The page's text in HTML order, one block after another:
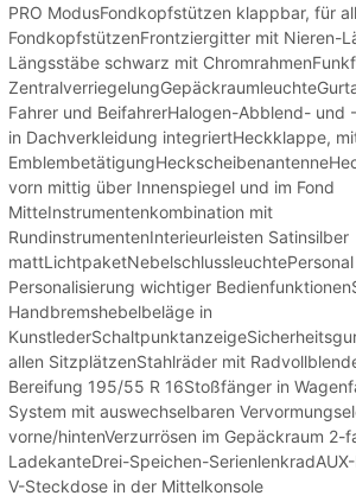
PRO ModusFondkopfstützen klappbar, für
FondkopfstützenFrontziergitter mit Nieren-
Längsstäbe schwarz mit
Fahrer und BeifahrerHalogen-Abblend- und
in Dachverkleidung integriertHeckklappe,
vorn mittig über Innenspiegel und im Fond
MitteInstrumentenkombination mit
RundinstrumentenInterieurleisten Satinsilber
mattLichtpaketNebelschlussleuchtePersonal
Personalisierung wichtiger
Handbremshebelbeläge in
allen SitzplätzenStahlräder mit
Bereifung 195/55 R 16Stoßfänger in
System mit auswechselbaren
vorne/hintenVerzurrösen im Gepäckraum 2-
LadekanteDrei-Speichen-
V-Steckdose in der Mittelkonsole